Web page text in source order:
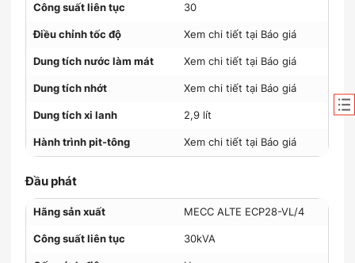
Công suất liên tục 30
Điều chỉnh tốc độ Xem chi tiết tại Báo giá
Dung tích nước làm mát Xem chi tiết tại Báo giá
Dung tích nhớt Xem chi tiết tại Báo giá
Dung tích xi lanh 2,9 lít
Hành trình pit-tông Xem chi tiết tại Báo giá
Đầu phát
Hãng sản xuất MECC ALTE ECP28-VL/4
Công suất liên tục 30kVA